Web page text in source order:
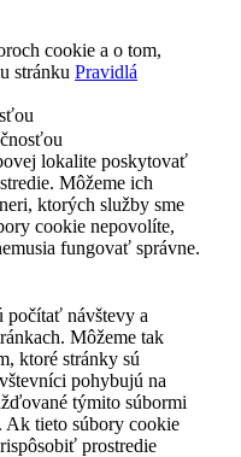
cookie a o tom,
stránku Pravidlá
lokalite poskytovať
Môžeme ich
ktorých služby sme
cookie nepovolíte,
fungovať správne.
počítať návštevy a
Môžeme tak
ktoré stránky sú
pohybujú na
týmito súbormi
Ak tieto súbory cookie
prostredie